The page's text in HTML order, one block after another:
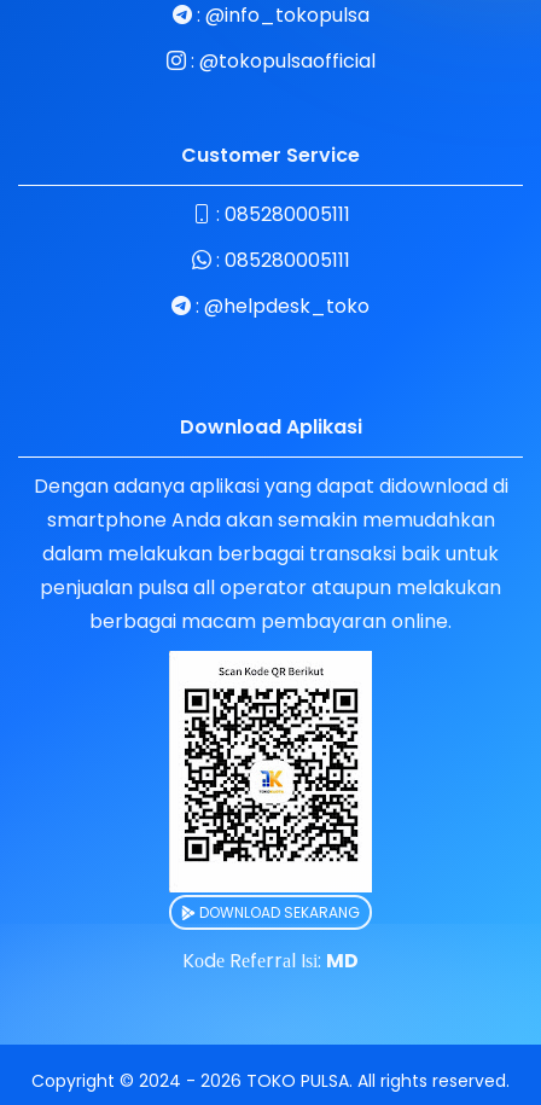
: @info_tokopulsa
: @tokopulsaofficial
Customer Service
: 085280005111
: 085280005111
: @helpdesk_toko
Download Aplikasi
Dengan adanya aplikasi yang dapat didownload di
smartphone Anda akan semakin memudahkan
dalam melakukan berbagai transaksi baik untuk
penjualan pulsa all operator ataupun melakukan
berbagai macam pembayaran online.
DOWNLOAD SEKARANG
Kоdе Rеfеrrаl Iѕі: MD
Copyright © 2024 - 2026 TOKO PULSA. All rights reserved.